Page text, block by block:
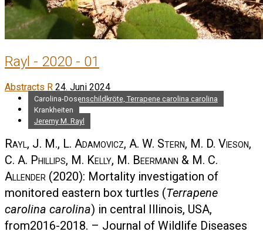
Rayl - 2020 - 01
Abstracts R 24. Juni 2024
Carolina-Dosenschildkröte, Terrapene carolina carolina
Krankheiten
Jeremy M. Rayl
Rayl, J. M., L. Adamovicz, A. W. Stern, M. D. Vieson,
C. A. Phillips, M. Kelly, M. Beermann & M. C.
Allender (2020): Mortality investigation of
monitored eastern box turtles (Terrapene
carolina carolina) in central Illinois, USA,
from2016-2018. – Journal of Wildlife Diseases